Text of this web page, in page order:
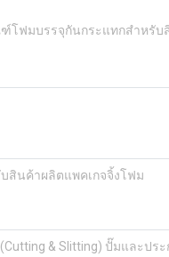
โฟมบรรจุกันกระแทกสำหรับ
สินค้าผลิตแพคเกจจิ้งโฟม
& Slitting) ปั๊มและประ